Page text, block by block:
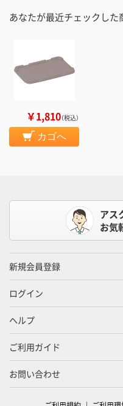
あなたが最近チェックした
￥1,810（税込）
カゴへ
アス
お気
新規会員登録
ログイン
ヘルプ
ご利用ガイド
お問い合わせ